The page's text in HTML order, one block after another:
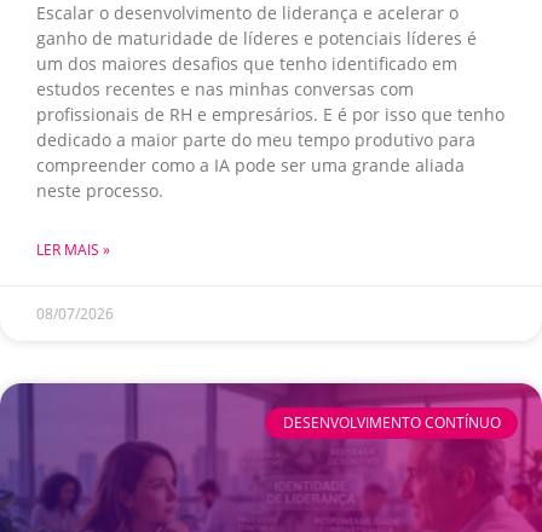
Escalar o desenvolvimento de liderança e acelerar o
ganho de maturidade de líderes e potenciais líderes é
um dos maiores desafios que tenho identificado em
estudos recentes e nas minhas conversas com
profissionais de RH e empresários. E é por isso que tenho
dedicado a maior parte do meu tempo produtivo para
compreender como a IA pode ser uma grande aliada
neste processo.
LER MAIS »
08/07/2026
DESENVOLVIMENTO CONTÍNUO